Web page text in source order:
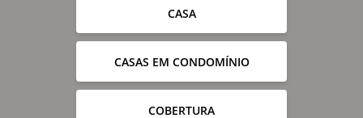
CASA
CASAS EM CONDOMÍNIO
COBERTURA